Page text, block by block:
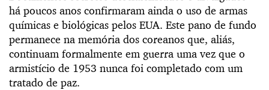
há poucos anos confirmaram ainda o uso de armas
químicas e biológicas pelos EUA. Este pano de fundo
permanece na memória dos coreanos que, aliás,
continuam formalmente em guerra uma vez que o
armistício de 1953 nunca foi completado com um
tratado de paz.